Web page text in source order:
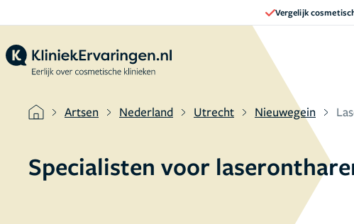
Vergelijk
Artsen Nederland Utrecht Nieuwegein
Specialisten voor